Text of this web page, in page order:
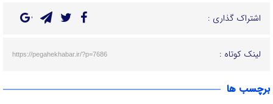
اشتراک گذاری :
لینک کوتاه : https://pegahekhabar.ir/?p=7686
برچسب ها